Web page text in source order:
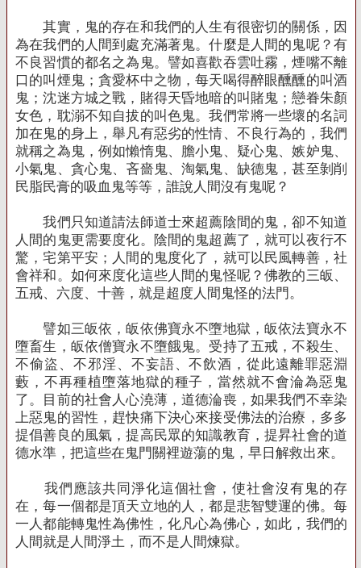
其實，鬼的存在和我們的人生有很密切的關係，因
為在我們的人間到處充滿著鬼。什麼是人間的鬼呢？有
不良習慣的都名之為鬼。譬如喜歡吞雲吐霧，煙嘴不離
口的叫煙鬼；貪愛杯中之物，每天喝得醉眼醺醺的叫酒
鬼；沈迷方城之戰，賭得天昏地暗的叫賭鬼；戀眷朱顏
女色，耽溺不知自拔的叫色鬼。我們常將一些壞的名詞
加在鬼的身上，舉凡有惡劣的性情、不良行為的，我們
就稱之為鬼，例如懶惰鬼、膽小鬼、疑心鬼、嫉妒鬼、
小氣鬼、貪心鬼、吝嗇鬼、淘氣鬼、缺德鬼，甚至剝削
民脂民膏的吸血鬼等等，誰說人間沒有鬼呢？
我們只知道請法師道士來超薦陰間的鬼，卻不知道
人間的鬼更需要度化。陰間的鬼超薦了，就可以夜行不
驚，宅第平安；人間的鬼度化了，就可以民風轉善，社
會祥和。如何來度化這些人間的鬼怪呢？佛教的三皈、
五戒、六度、十善，就是超度人間鬼怪的法門。
譬如三皈依，皈依佛寶永不墮地獄，皈依法寶永不
墮畜生，皈依僧寶永不墮餓鬼。受持了五戒，不殺生、
不偷盜、不邪淫、不妄語、不飲酒，從此遠離罪惡淵
藪，不再種植墮落地獄的種子，當然就不會淪為惡鬼
了。目前的社會人心澆薄，道德淪喪，如果我們不幸染
上惡鬼的習性，趕快痛下決心來接受佛法的治療，多多
提倡善良的風氣，提高民眾的知識教育，提昇社會的道
德水準，把這些在鬼門關裡遊蕩的鬼，早日解救出來。
我們應該共同淨化這個社會，使社會沒有鬼的存
在，每一個都是頂天立地的人，都是悲智雙運的佛。每
一人都能轉鬼性為佛性，化凡心為佛心，如此，我們的
人間就是人間淨土，而不是人間煉獄。